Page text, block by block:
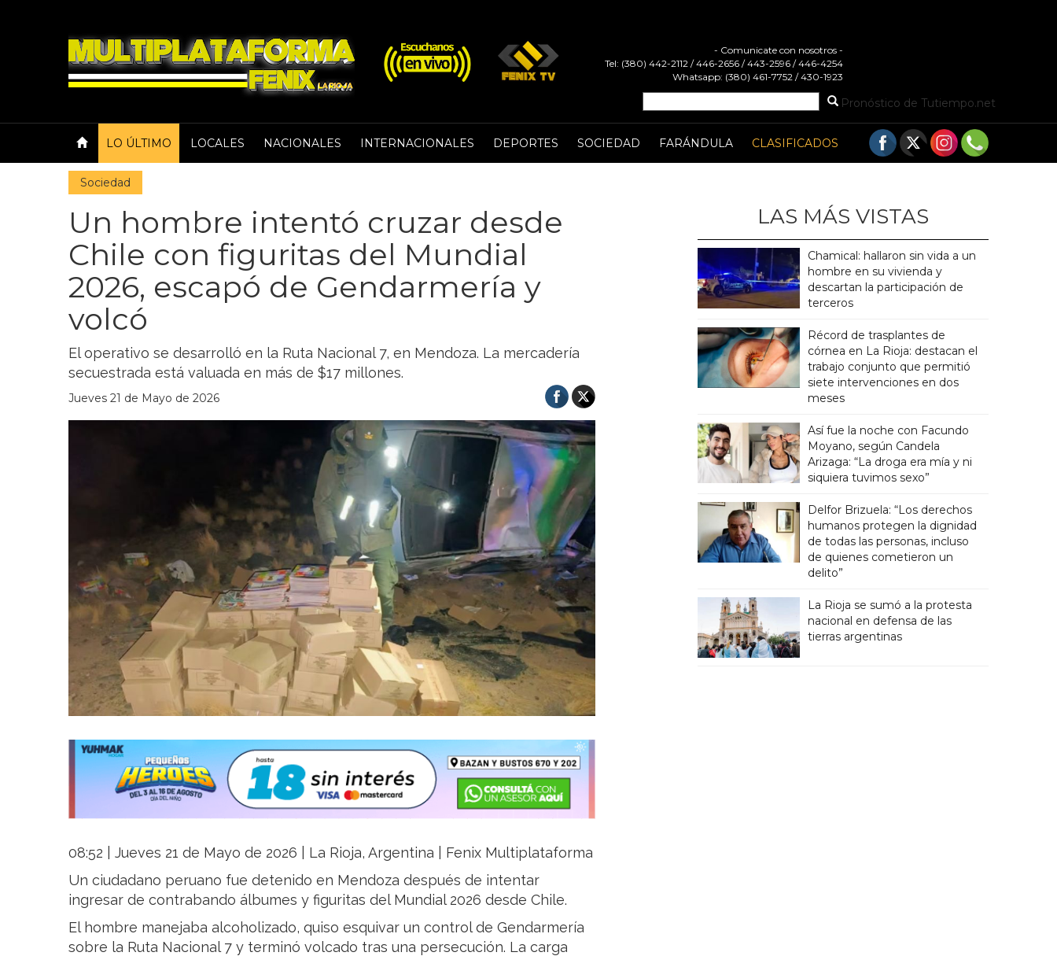
- Comunicate con nosotros -
Tel: (380) 442-2112 / 446-2656 / 443-2596 / 446-4254
Whatsapp: (380) 461-7752 / 430-1923
Pronóstico de Tutiempo.net
LO ÚLTIMO LOCALES NACIONALES INTERNACIONALES DEPORTES SOCIEDAD FARÁNDULA CLASIFICADOS
Sociedad
Un hombre intentó cruzar desde
Chile con figuritas del Mundial
2026, escapó de Gendarmería y
volcó
El operativo se desarrolló en la Ruta Nacional 7, en Mendoza. La mercadería
secuestrada está valuada en más de $17 millones.
Jueves 21 de Mayo de 2026
08:52 | Jueves 21 de Mayo de 2026 | La Rioja, Argentina | Fenix Multiplataforma
Un ciudadano peruano fue detenido en Mendoza después de intentar
ingresar de contrabando álbumes y figuritas del Mundial 2026 desde Chile.
El hombre manejaba alcoholizado, quiso esquivar un control de Gendarmería
sobre la Ruta Nacional 7 y terminó volcado tras una persecución. La carga
LAS MÁS VISTAS
Chamical: hallaron sin vida a un
hombre en su vivienda y
descartan la participación de
terceros
Récord de trasplantes de
córnea en La Rioja: destacan el
trabajo conjunto que permitió
siete intervenciones en dos
meses
Así fue la noche con Facundo
Moyano, según Candela
Arizaga: “La droga era mía y ni
siquiera tuvimos sexo”
Delfor Brizuela: “Los derechos
humanos protegen la dignidad
de todas las personas, incluso
de quienes cometieron un
delito”
La Rioja se sumó a la protesta
nacional en defensa de las
tierras argentinas